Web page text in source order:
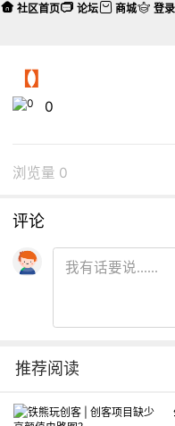
【】
0
浏览量 0
评论
推荐阅读
社区首页 论坛 商城 登录